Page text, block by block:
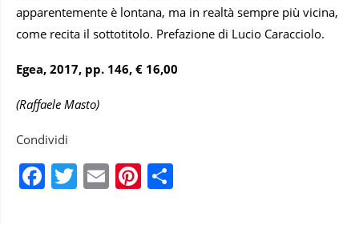
apparentemente è lontana, ma in realtà sempre più vicina,
come recita il sottotitolo. Prefazione di Lucio Caracciolo.
Egea, 2017, pp. 146, € 16,00
(Raffaele Masto)
Condividi
Facebook
Twitter
EmailPinterest